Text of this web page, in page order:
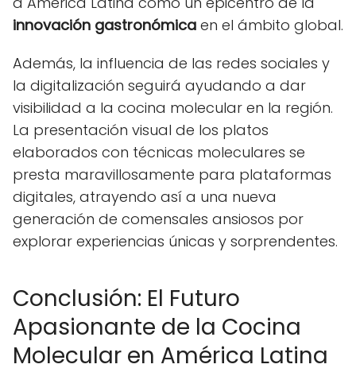
innovación gastronómica en el ámbito global.
Además, la influencia de las redes sociales y
la digitalización seguirá ayudando a dar
visibilidad a la cocina molecular en la región.
La presentación visual de los platos
elaborados con técnicas moleculares se
presta maravillosamente para plataformas
digitales, atrayendo así a una nueva
generación de comensales ansiosos por
explorar experiencias únicas y sorprendentes.
Conclusión: El Futuro
Apasionante de la Cocina
Molecular en América Latina